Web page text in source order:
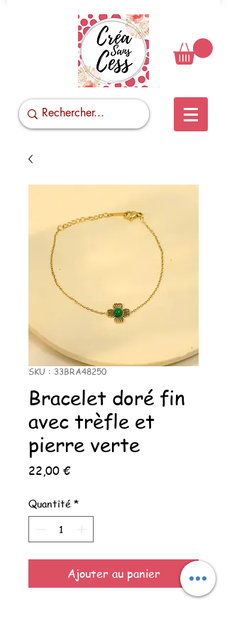
SKU : 33BRA48250
Bracelet doré fin
avec trèfle et
pierre verte
22,00 €Prix
Quantité *
Ajouter au panier